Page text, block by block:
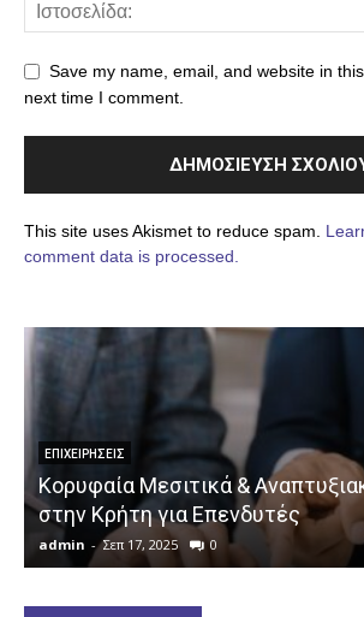
Save my name, email, and website in
next time I comment.
This site uses Akismet to reduce spam.
comment data is processed.
ΕΠΙΧΕΙΡΉΣΕΙΣ
Κορυφαία Μεσιτικά &
στην Κρήτη για Επενδυτές
admin - Σεπ 17, 2025 0